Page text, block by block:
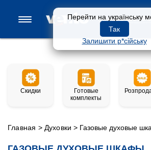
Перейти на українську
Так
Залишити р*сійську
0 800 33-
Скидки
Готовые
комплекты
Главная > Духовки > Газовые духовые